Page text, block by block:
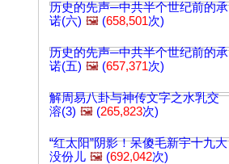
历史的先声─中共半个世纪前的承
诺(六) 🖼️ (658,501次)
历史的先声─中共半个世纪前的承
诺(五) 🖼️ (657,371次)
解周易八卦与神传文字之水乳交
溶(3) 🖼️ (265,823次)
“红太阳”阴影！呆傻毛新宇十九大
没份儿 🖼️ (692,042次)